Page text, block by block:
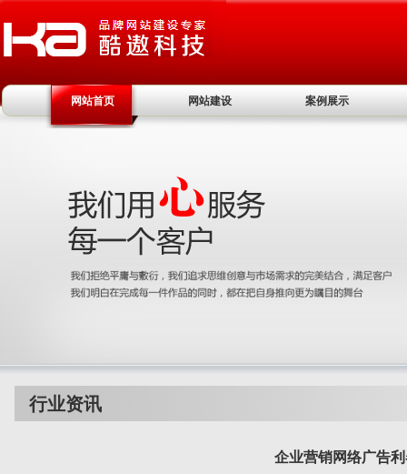
网站首页 网站建设 案例展示
行业资讯
企业营销网络广告